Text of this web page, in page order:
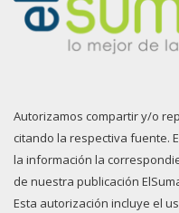
Autorizamos compartir y/o
citando la respectiva fuente.
la información la
de nuestra publicación
Esta autorización incluye el